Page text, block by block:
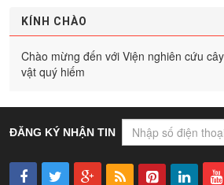
KÍNH CHÀO
Chào mừng đến với Viện nghiên cứu
vật quý hiếm
ĐĂNG KÝ NHẬN TIN